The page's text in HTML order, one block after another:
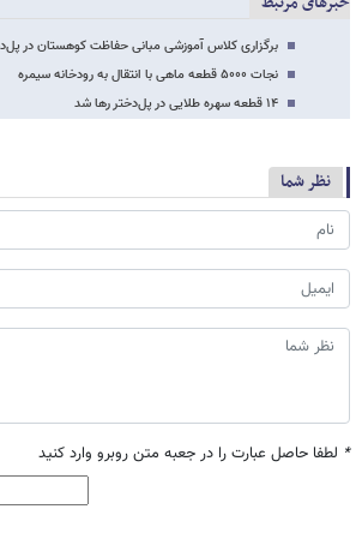
برگزاری کلاس آموزشی مبانی حفاظت کوهستان در
نجات ۵۰۰۰ قطعه ماهی با انتقال به رودخانه سیمره
۱۴ قطعه سهره طلایی در پل‌دختر رها شد
نظر شما
* لطفا حاصل عبارت را در جعبه متن روبرو وارد کنید